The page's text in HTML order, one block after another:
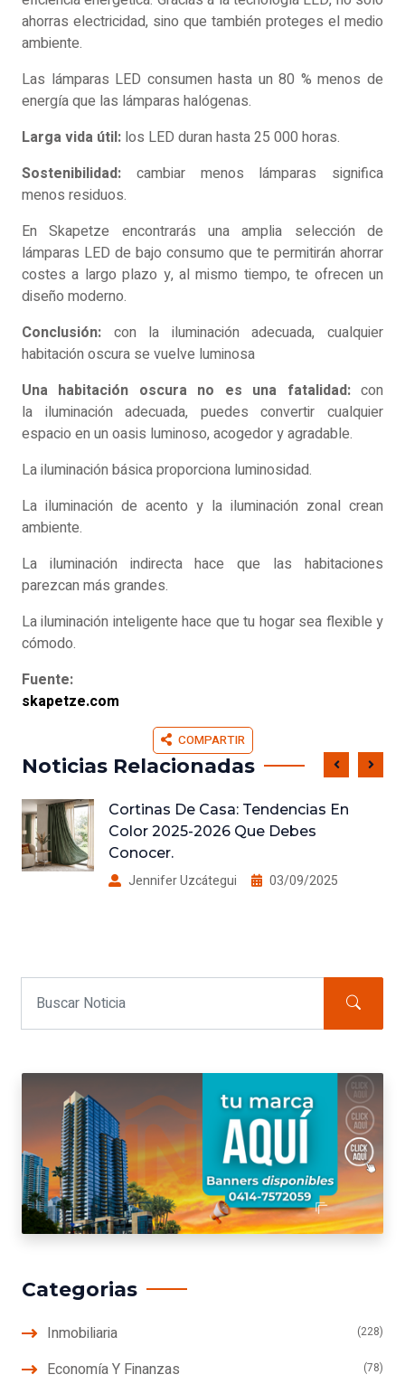
ahorras electricidad, sino que también proteges el medio
ambiente.
Las lámparas LED consumen hasta un 80 % menos de
energía que las lámparas halógenas.
Larga vida útil: los LED duran hasta 25 000 horas.
Sostenibilidad: cambiar menos lámparas significa
menos residuos.
En Skapetze encontrarás una amplia selección de
lámparas LED de bajo consumo que te permitirán ahorrar
costes a largo plazo y, al mismo tiempo, te ofrecen un
diseño moderno.
Conclusión: con la iluminación adecuada, cualquier
habitación oscura se vuelve luminosa
Una habitación oscura no es una fatalidad:con
la iluminación adecuada, puedes convertir cualquier
espacio en un oasis luminoso, acogedor y agradable.
La iluminación básica proporciona luminosidad.
La iluminación de acento y la iluminación zonal crean
ambiente.
La iluminación indirecta hace que las habitaciones
parezcan más grandes.
La iluminación inteligente hace que tu hogar sea flexible y
cómodo.
Fuente:
skapetze.com
COMPARTIR
Noticias Relacionadas
Cortinas De Casa: Tendencias En
Color 2025-2026 Que Debes
Conocer.
Jennifer Uzcátegui 03/09/2025
Categorias
Inmobiliaria (228)
Economía Y Finanzas (78)